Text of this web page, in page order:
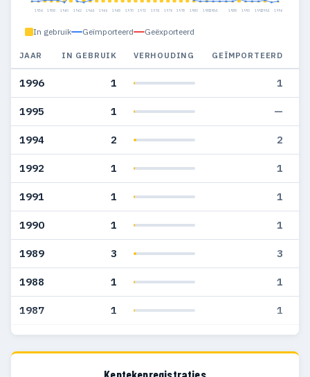
1956 1958 1960 1962 1964 1966 1968 1970 1972 1974 1976 1978 1980 19821984 1988 1990 19921994 1996
In gebruik Geïmporteerd Geëxporteerd
JAAR IN GEBRUIK VERHOUDING GEÏMPORTEERD
1996 1 1
1995 1 —
1994 2 2
1992 1 1
1991 1 1
1990 1 1
1989 3 3
1988 1 1
1987 1 1
1985 1 1